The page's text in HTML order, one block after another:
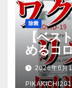
除菌
【ベス
めるコ
法【本
2026年6月